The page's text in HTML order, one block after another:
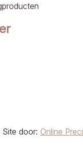
door: Online